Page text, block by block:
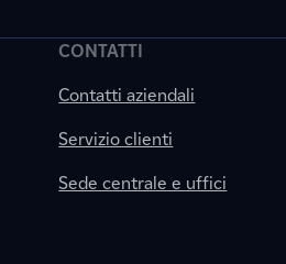
CONTATTI
Contatti aziendali
Servizio clienti
Sede centrale e uffici